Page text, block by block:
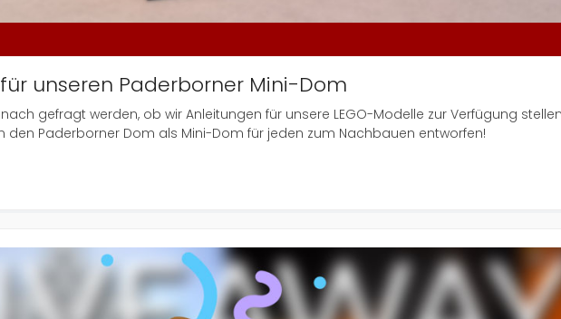
unseren Paderborner Mini-Dom
gefragt werden, ob wir Anleitungen für unsere LEGO-Modelle zur Verfügung
den Paderborner Dom als Mini-Dom für jeden zum Nachbauen entworfen!